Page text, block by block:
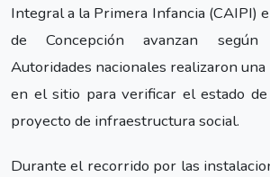
Integral a la Primera Infancia (CAIPI)
de Concepción avanzan según
Autoridades nacionales realizaron
en el sitio para verificar el estado
proyecto de infraestructura social.
Durante el recorrido por las